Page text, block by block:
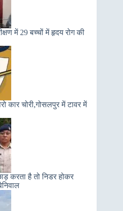
में 29 बच्चों में हृदय रोग की
कार चोरी,गोसलपुर में टावर में
करता है तो निडर होकर